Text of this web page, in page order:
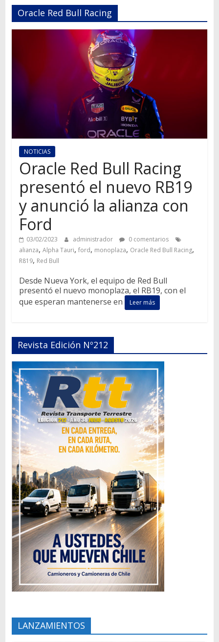
Autos,
camiones,
motos,
mundo
Oracle Red Bull Racing
NOTICIAS
Oracle Red Bull Racing
presentó el nuevo RB19
y anunció la alianza con
Ford
03/02/2023 administrador
0 comentarios
alianza, Alpha Tauri, ford, monoplaza, Oracle Red Bull Racing,
R819, Red Bull
Desde Nueva York, el equipo de Red Bull
presentó el nuevo monoplaza, el RB19, con el
que esperan mantenerse en
Leer más
Revista Edición Nº212
LANZAMIENTOS